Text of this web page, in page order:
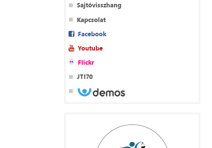
Sajtóvisszhang
Kapcsolat
Facebook
Youtube
Flickr
JTI70